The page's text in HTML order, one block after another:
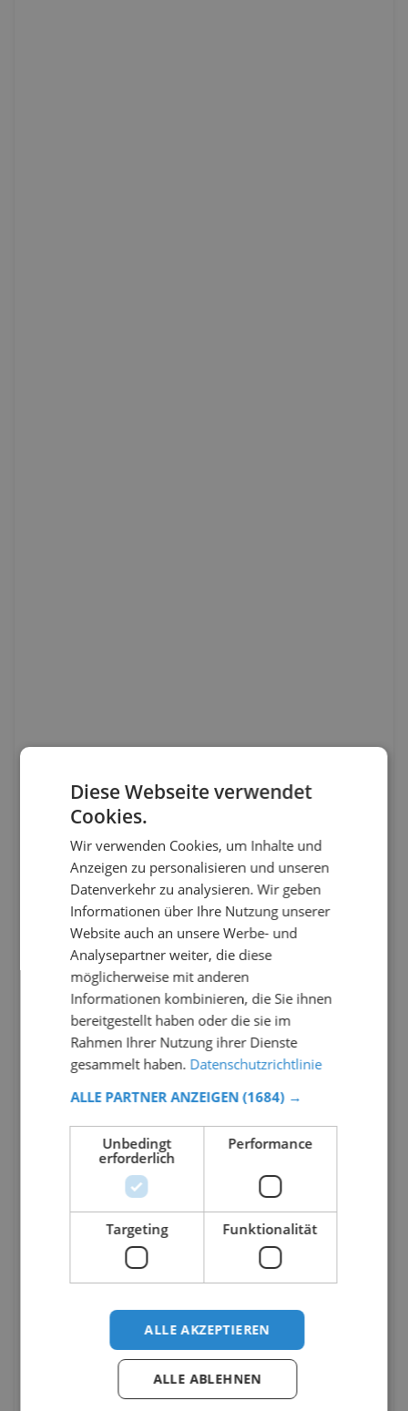
Diese Webseite verwendet
Cookies.
Wir verwenden Cookies, um Inhalte und
Anzeigen zu personalisieren und unseren
Datenverkehr zu analysieren. Wir geben
Informationen über Ihre Nutzung unserer
Website auch an unsere Werbe- und
Analysepartner weiter, die diese
möglicherweise mit anderen
Informationen kombinieren, die Sie ihnen
bereitgestellt haben oder die sie im
Rahmen Ihrer Nutzung ihrer Dienste
gesammelt haben. Datenschutzrichtlinie
ALLE PARTNER ANZEIGEN (1684) →
Unbedingt
erforderlich
Performance
Targeting Funktionalität
ALLE AKZEPTIEREN
ALLE ABLEHNEN